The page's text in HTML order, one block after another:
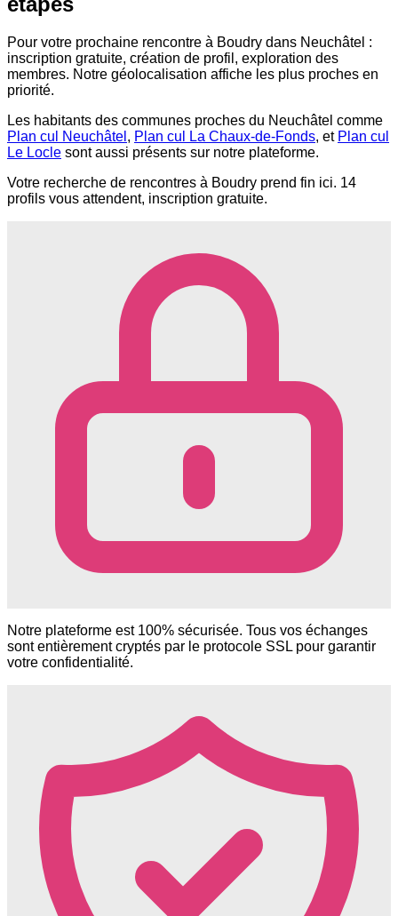
Pour votre prochaine rencontre à Boudry dans Neuchâtel :
inscription gratuite, création de profil, exploration des
membres. Notre géolocalisation affiche les plus proches en
priorité.
Les habitants des communes proches du Neuchâtel comme
Plan cul Neuchâtel , Plan cul La Chaux-de-Fonds, et Plan cul
Le Locle sont aussi présents sur notre plateforme.
Votre recherche de rencontres à Boudry prend fin ici. 14
profils vous attendent, inscription gratuite.
Notre plateforme est 100% sécurisée. Tous vos échanges
sont entièrement cryptés par le protocole SSL pour garantir
votre confidentialité.